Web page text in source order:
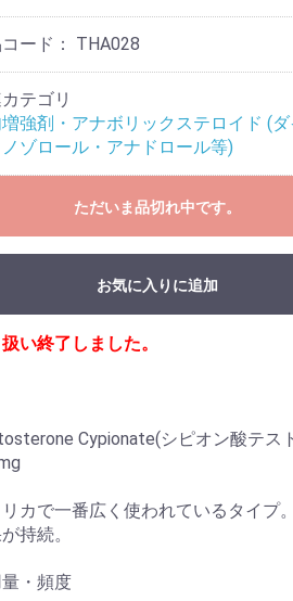
ード： THA028
テゴリ
強剤・アナボリックステロイド (ダ
ゾロール・アナドロール等)
ただいま品切れ中です。
お気に入りに追加
い終了しました。
Cypionate(シピオン酸テス
カで一番広く使われているタイプ
持続。
・頻度